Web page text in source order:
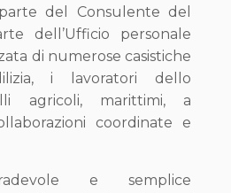
del Consulente del
dell’Ufficio personale
di numerose casistiche
i lavoratori dello
agricoli, marittimi, a
coordinate e
e semplice